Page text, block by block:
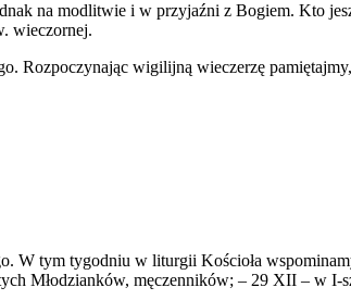
na modlitwie i w przyjaźni z Bogiem. Kto
wieczornej.
Rozpoczynając wigilijną wieczerzę
W tym tygodniu w liturgii Kościoła
Młodzianków, męczenników; – 29 XII – w I-